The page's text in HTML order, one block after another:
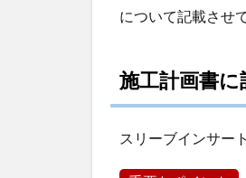
について記載させ
施工計画書
スリーブインサー